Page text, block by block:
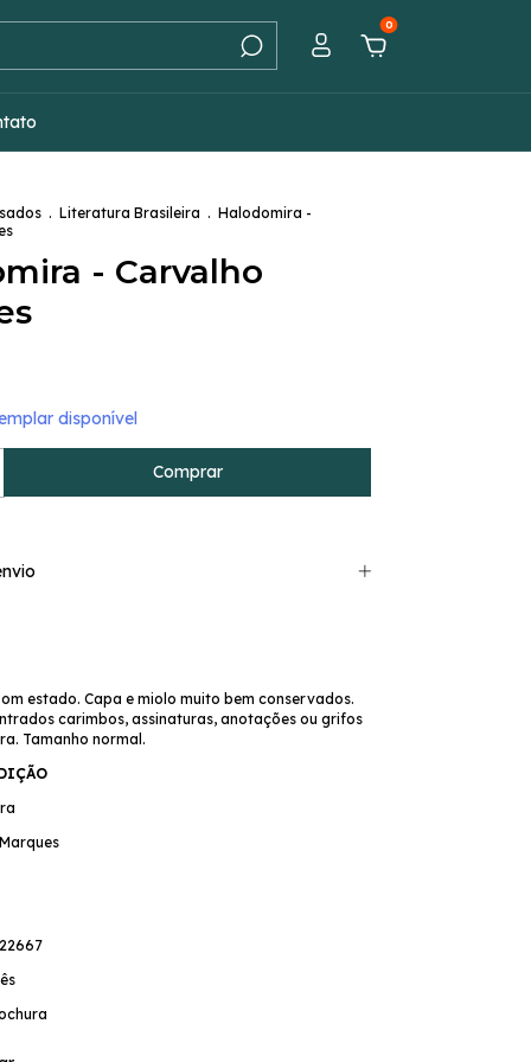
0
. Literatura Brasileira . Halodomira -
- Carvalho
disponível
estado. Capa e miolo muito bem conservados.
carimbos, assinaturas, anotações ou grifos
Tamanho normal.